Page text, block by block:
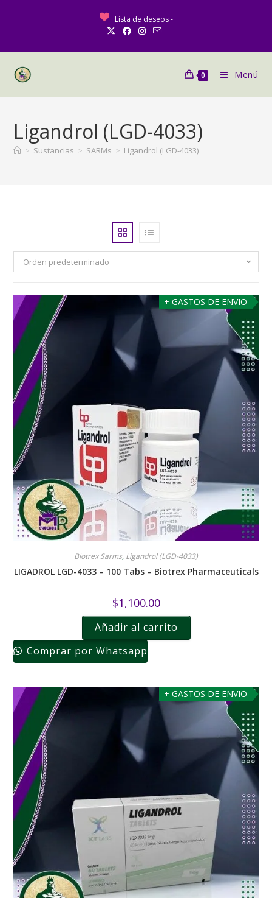
Lista de deseos -
0 Menú
Ligandrol (LGD-4033)
> Sustancias > SARMs > Ligandrol (LGD-4033)
Orden predeterminado
+ GASTOS DE ENVIO
Biotrex Sarms, Ligandrol (LGD-4033)
LIGADROL LGD-4033 – 100 Tabs – Biotrex Pharmaceuticals
$1,100.00
Añadir al carrito
Comprar por Whatsapp
+ GASTOS DE ENVIO